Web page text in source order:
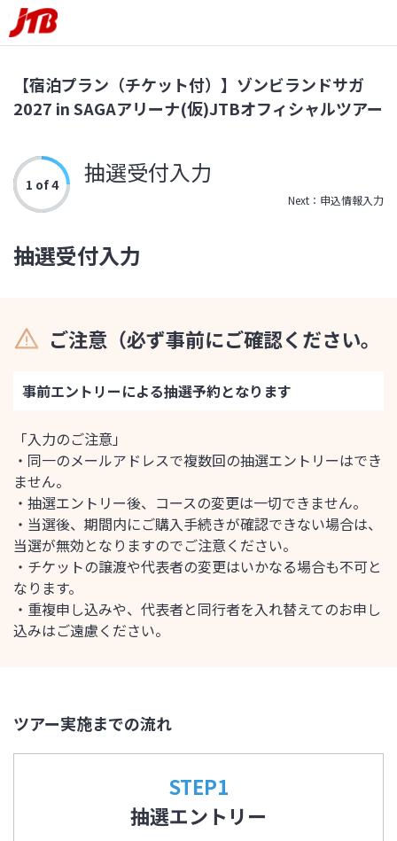
【宿泊プラン（チケット付）】ゾンビランドサガ
2027 in SAGAアリーナ(仮)JTBオフィシャルツアー
1 of 4 抽選受付入力
Next：申込情報入力
抽選受付入力
ご注意（必ず事前にご確認ください。
事前エントリーによる抽選予約となります
「入力のご注意」
・同一のメールアドレスで複数回の抽選エントリーはでき
ません。
・抽選エントリー後、コースの変更は一切できません。
・当選後、期間内にご購入手続きが確認できない場合は、
当選が無効となりますのでご注意ください。
・チケットの譲渡や代表者の変更はいかなる場合も不可と
なります。
・重複申し込みや、代表者と同行者を入れ替えてのお申し
込みはご遠慮ください。
ツアー実施までの流れ
STEP1
抽選エントリー